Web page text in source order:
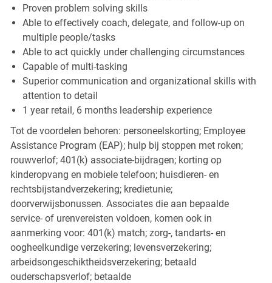
Proven problem solving skills
Able to effectively coach, delegate, and follow-up on
multiple people/tasks
Able to act quickly under challenging circumstances
Capable of multi-tasking
Superior communication and organizational skills with
attention to detail
1 year retail, 6 months leadership experience
Tot de voordelen behoren: personeelskorting; Employee
Assistance Program (EAP); hulp bij stoppen met roken;
rouwverlof; 401(k) associate-bijdragen; korting op
kinderopvang en mobiele telefoon; huisdieren- en
rechtsbijstandverzekering; kredietunie;
doorverwijsbonussen. Associates die aan bepaalde
service- of urenvereisten voldoen, komen ook in
aanmerking voor: 401(k) match; zorg-, tandarts- en
oogheelkundige verzekering; levensverzekering;
arbeidsongeschiktheidsverzekering; betaald
ouderschapsverlof; betaalde